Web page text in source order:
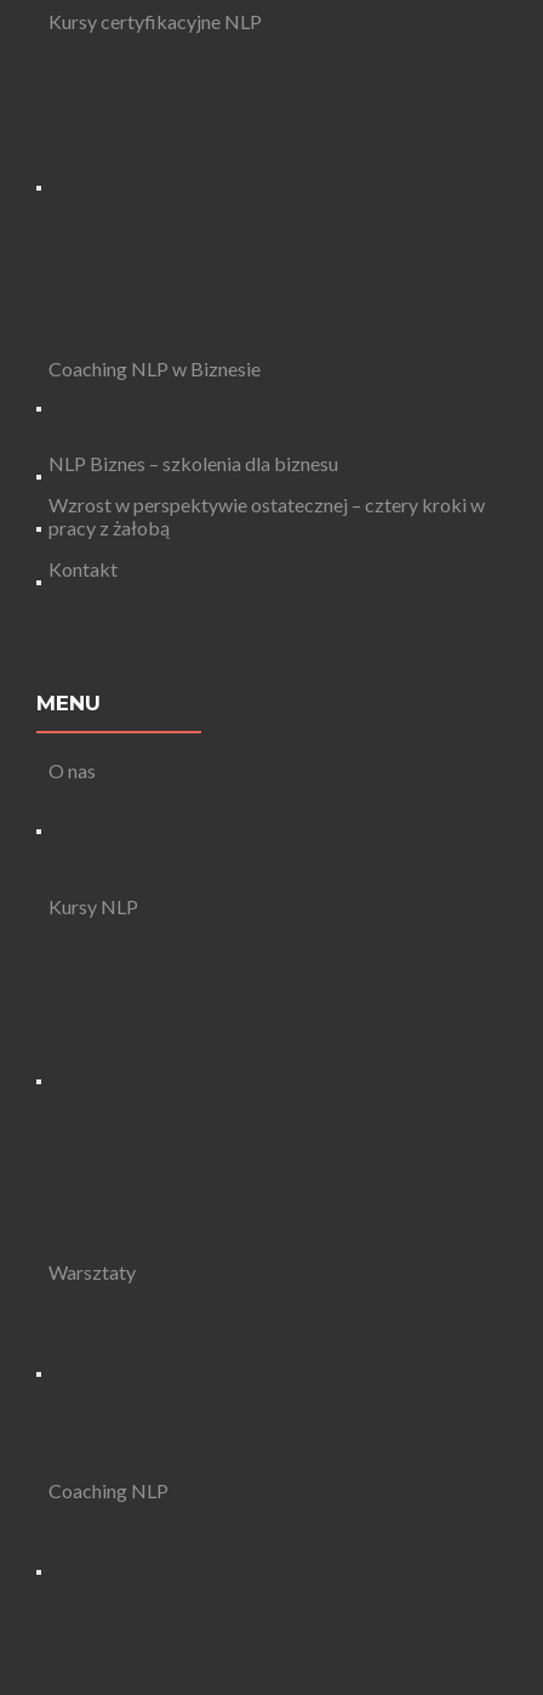
Kursy certyfikacyjne NLP
Coaching NLP w Biznesie
NLP Biznes – szkolenia dla biznesu
Wzrost w perspektywie ostatecznej – cztery kroki w
pracy z żałobą
Kontakt
MENU
O nas
Kursy NLP
Warsztaty
Coaching NLP